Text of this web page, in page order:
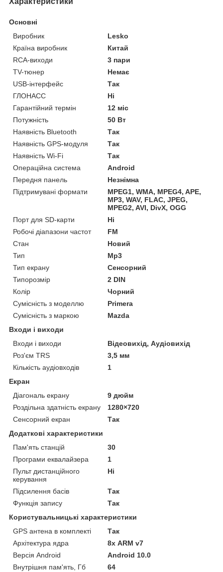
Основні
Виробник
Lesko
Країна виробник
Китай
RCA-виходи
3 пари
TV-тюнер
Немає
USB-інтерфейс
Так
ГЛОНАСС
Ні
Гарантійний термін
12 міс
Потужність
50 Вт
Наявність Bluetooth
Так
Наявність GPS-модуля
Так
Наявність Wi-Fi
Так
Операційна система
Android
Передня панель
Незнімна
Підтримувані формати
MPEG1, WMA, MPEG4, APE,
MP3, WAV, FLAC, JPEG,
MPEG2, AVI, DivX, OGG
Порт для SD-карти
Ні
Робочі діапазони частот
FM
Стан
Новий
Тип
Mp3
Тип екрану
Сенсорний
Типорозмір
2 DIN
Колір
Чорний
Сумісність з моделлю
Primera
Сумісність з маркою
Mazda
Входи і виходи
Входи і виходи
Відеовихід, Аудіовихід
Роз'єм TRS
3,5 мм
Кількість аудіовходів
1
Екран
Діагональ екрану
9 дюйм
Роздільна здатність екрану
1280×720
Сенсорний екран
Так
Додаткові характеристики
Пам'ять станцій
30
Програми еквалайзера
1
Пульт дистанційного
керування
Ні
Підсилення басів
Так
Функція запису
Так
Користувальницькі характеристики
GPS антена в комплекті
Так
Архітектура ядра
8х ARM v7
Версія Android
Android 10.0
Внутрішня пам'ять, Гб
64